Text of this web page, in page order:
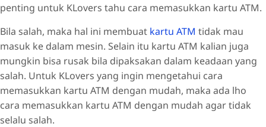
penting untuk KLovers tahu cara memasukkan kartu ATM.
Bila salah, maka hal ini membuat kartu ATM tidak mau
masuk ke dalam mesin. Selain itu kartu ATM kalian juga
mungkin bisa rusak bila dipaksakan dalam keadaan yang
salah. Untuk KLovers yang ingin mengetahui cara
memasukkan kartu ATM dengan mudah, maka ada lho
cara memasukkan kartu ATM dengan mudah agar tidak
selalu salah.